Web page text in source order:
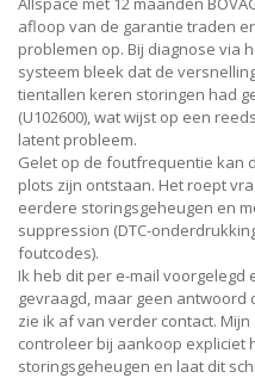
afloop van de garantie traden
problemen op. Bij diagnose via
systeem bleek dat de
tientallen keren storingen had
(U102600), wat wijst op een
latent probleem.
Gelet op de foutfrequentie kan
plots zijn ontstaan. Het roept
eerdere storingsgeheugen en
suppression (DTC-
foutcodes).
Ik heb dit per e-mail voorgelegd
gevraagd, maar geen antwoord
zie ik af van verder contact.
controleer bij aankoop expliciet
storingsgeheugen en laat dit